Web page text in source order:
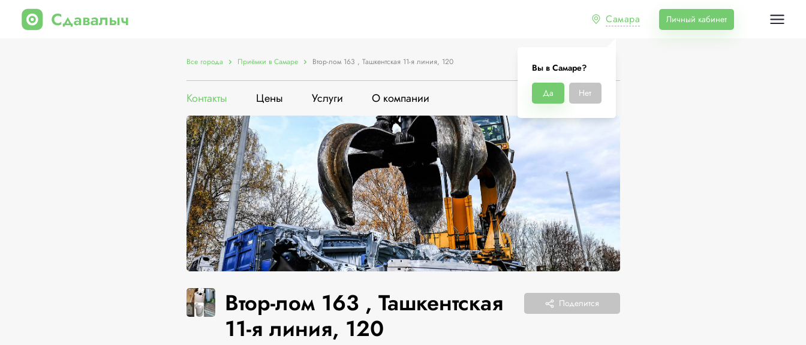
Самара
Вы в Самаре?
Да Нет
Личный кабинет
Все города Приёмки в Самаре Втор-лом 163 , Ташкентская 11-я линия, 120
Контакты Цены Услуги О компании
Втор-лом 163 , Ташкентская
11-я линия, 120
Поделится